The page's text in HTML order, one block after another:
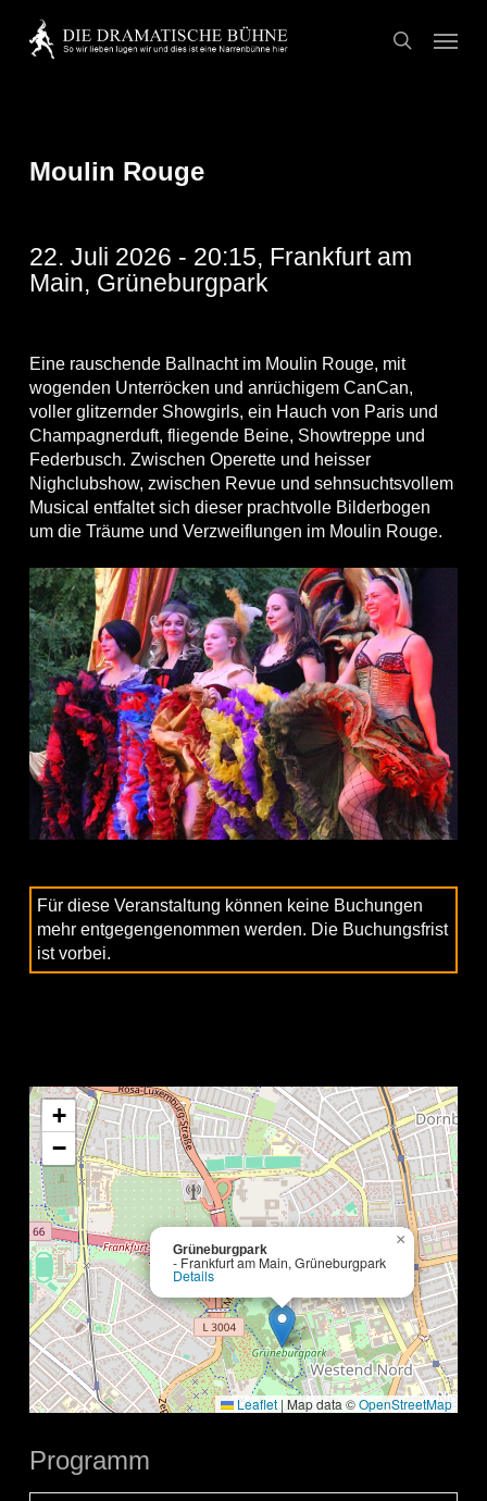
main
search
Menu
Moulin Rouge
22. Juli 2026 - 20:15, Frankfurt am
Main, Grüneburgpark
Eine rauschende Ballnacht im Moulin Rouge, mit
wogenden Unterröcken und anrüchigem CanCan,
voller glitzernder Showgirls, ein Hauch von Paris und
Champagnerduft, fliegende Beine, Showtreppe und
Federbusch. Zwischen Operette und heisser
Nighclubshow, zwischen Revue und sehnsuchtsvollem
Musical entfaltet sich dieser prachtvolle Bilderbogen
um die Träume und Verzweiflungen im Moulin Rouge.
Für diese Veranstaltung können keine Buchungen
mehr entgegengenommen werden. Die Buchungsfrist
ist vorbei.
Grüneburgpark
- Frankfurt am Main, Grüneburgpark
Details
×
+
−
Leaflet | Map data ©OpenStreetMap
Programm